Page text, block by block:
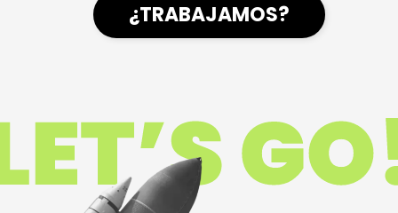
¿TRABAJAMOS?